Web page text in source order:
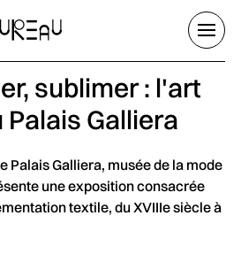
sublimer : l'art
Palais Galliera
Palais Galliera, musée de la mode
une exposition consacrée
textile, du XVIIIe siècle à